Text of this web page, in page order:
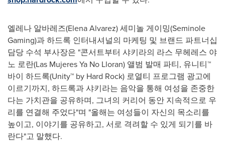
엘레나 알바레즈(Elena Alvarez) 세미놀 게이밍(Seminole
Gaming)과 하드록 인터내셔널의 마케팅 및 브랜드 파트너십
담당 수석 부사장은 "콘서트부터 샤키라의 라스 무헤레스 야
노 로란(Las Mujeres Ya No Lloran) 앨범 발매 파티, 유니티™
바이 하드록(Unity™ by Hard Rock) 로열티 프로그램 광고에
이르기까지, 하드록과 샤키라는 음악을 통해 여성을 존중한
다는 가치관을 공유하며, 그녀의 커리어 동안 지속적으로 우
리를 연결해 주었다"며 "올해는 여성들이 자신의 목소리를
높이고, 이야기를 공유하고, 서로 격려할 수 있게 되기를 바
란다"고 말했다.